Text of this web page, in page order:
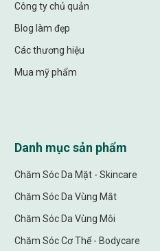
Công ty chủ quản
Blog làm đẹp
Các thương hiệu
Mua mỹ phẩm
Danh mục sản phẩm
Chăm Sóc Da Mặt - Skincare
Chăm Sóc Da Vùng Mắt
Chăm Sóc Da Vùng Môi
Chăm Sóc Cơ Thể - Bodycare